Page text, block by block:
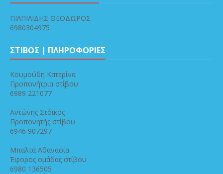
ΠΙΛΠΙΛΙΔΗΣ ΘΕΟΔΩΡΟΣ
6980304975
ΣΤΙΒΟΣ | ΠΛΗΡΟΦΟΡΙΕΣ
Κουμούδη Κατερίνα
Προπονήτρια στίβου
6989 221077
Αντώνης Στόϊκος
Προπονητής στίβου
6946 907297
Μπαλτά Αθανασία
Έφορος ομάδας στίβου
6980 136505